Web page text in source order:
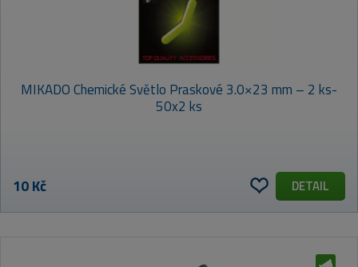
MIKADO Chemické Světlo Praskové 3.0×23 mm – 2 ks-
50x2 ks
10 Kč DETAIL